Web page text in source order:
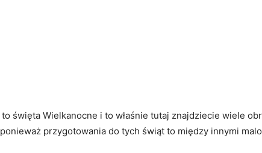
święta Wielkanocne i to właśnie tutaj znajdziecie wiele
przygotowania do tych świąt to między innymi